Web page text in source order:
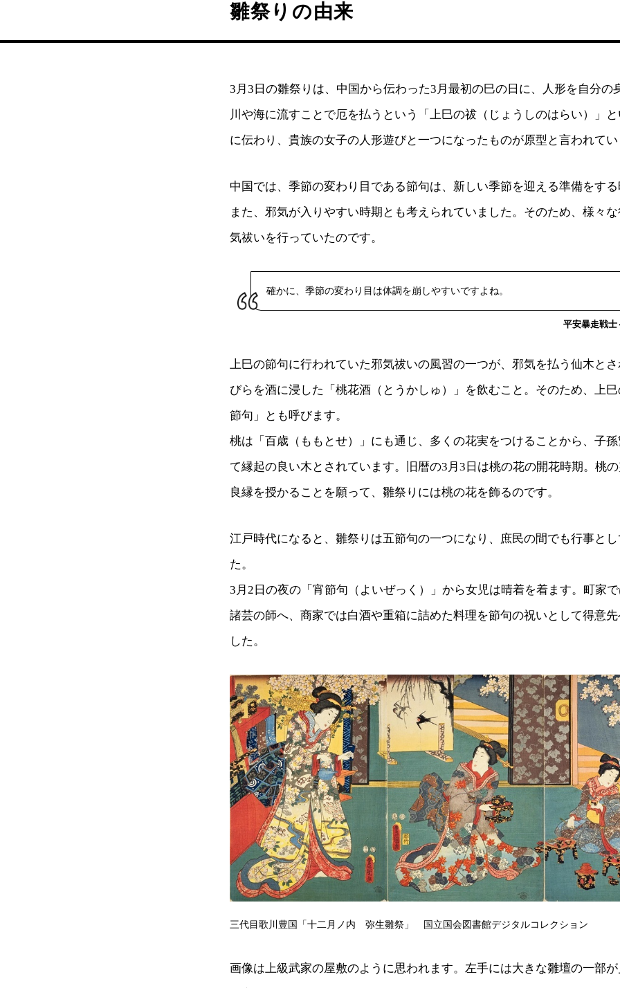
雛祭りの由来
3月3日の雛祭りは、中国から伝わった3月最初の巳の日に、人形を自分の
川や海に流すことで厄を払うという「上巳の祓（じょうしのはらい）」
に伝わり、貴族の女子の人形遊びと一つになったものが原型と言われてい
中国では、季節の変わり目である節句は、新しい季節を迎える準備をする
また、邪気が入りやすい時期とも考えられていました。そのため、様々
気祓いを行っていたのです。
確かに、季節の変わり目は体調を崩しやすいですよね。
平安暴走戦
上巳の節句に行われていた邪気祓いの風習の一つが、邪気を払う仙木と
びらを酒に浸した「桃花酒（とうかしゅ）」を飲むこと。そのため、上
節句」とも呼びます。
桃は「百歳（ももとせ）」にも通じ、多くの花実をつけることから、子
て縁起の良い木とされています。旧暦の3月3日は桃の花の開花時期。桃
良縁を授かることを願って、雛祭りには桃の花を飾るのです。
江戸時代になると、雛祭りは五節句の一つになり、庶民の間でも行事と
た。
3月2日の夜の「宵節句（よいぜっく）」から女児は晴着を着ます。町家
諸芸の師へ、商家では白酒や重箱に詰めた料理を節句の祝いとして得意先
した。
三代目歌川豊国「十二月ノ内 弥生雛祭」 国立国会図書館デジタルコレクション
画像は上級武家の屋敷のように思われます。左手には大きな雛壇の一部